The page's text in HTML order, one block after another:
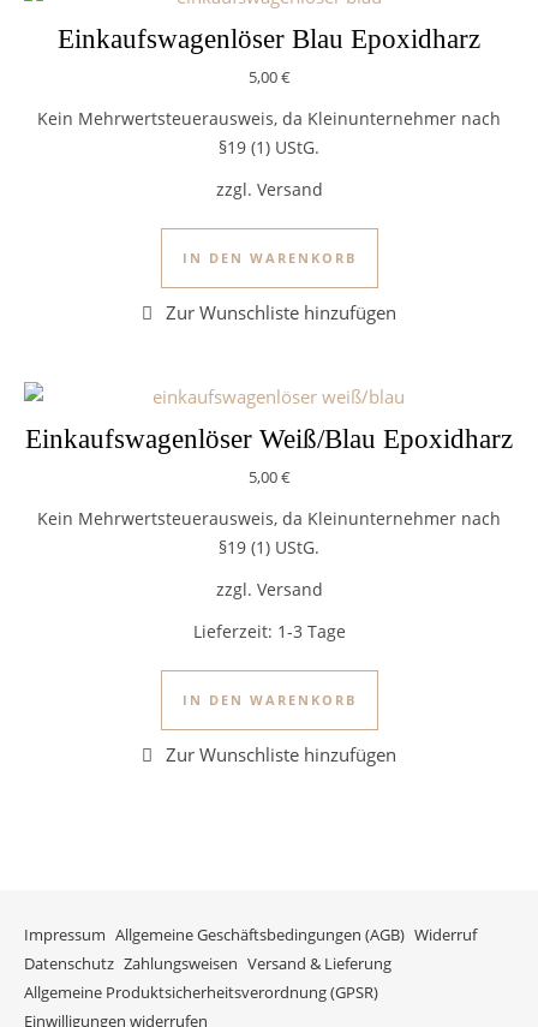
Einkaufswagenlöser Blau Epoxidharz
5,00€
Kein Mehrwertsteuerausweis, da Kleinunternehmer nach
§19 (1) UStG.
zzgl. Versand
IN DEN WARENKORB
Einkaufswagenlöser Weiß/Blau Epoxidharz
5,00€
Kein Mehrwertsteuerausweis, da Kleinunternehmer nach
§19 (1) UStG.
zzgl. Versand
Lieferzeit: 1-3 Tage
IN DEN WARENKORB
Impressum Allgemeine Geschäftsbedingungen (AGB) Widerruf
Datenschutz Zahlungsweisen Versand & Lieferung
Allgemeine Produktsicherheitsverordnung (GPSR)
Einwilligungen widerrufen